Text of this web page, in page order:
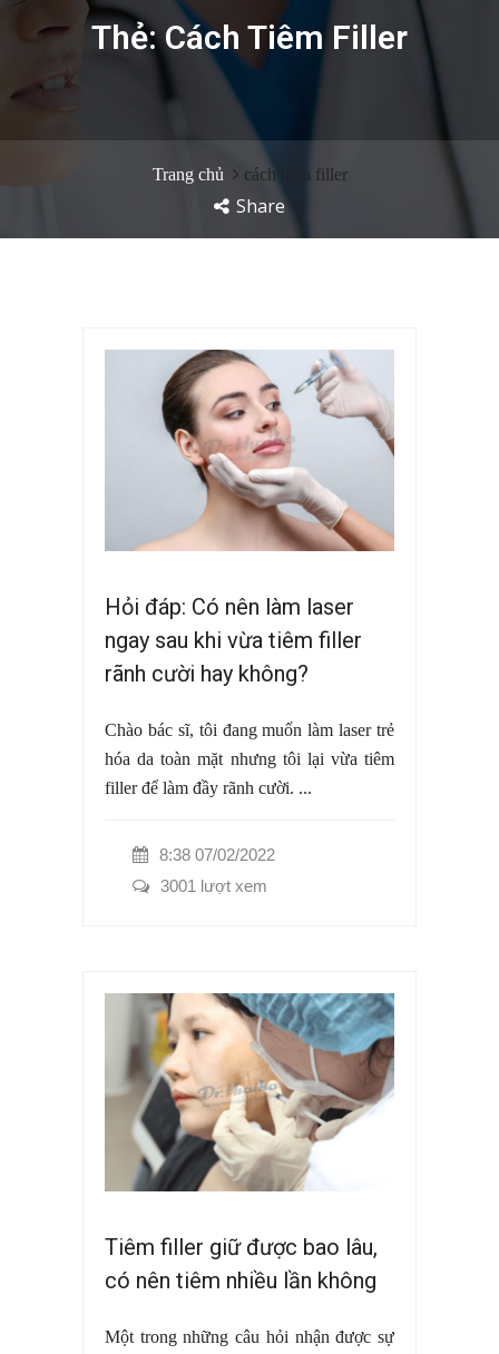
Thẻ:Cách Tiêm Filler
Trang chủ cách tiêm filler
Share
Hỏi đáp: Có nên làm laser
ngay sau khi vừa tiêm filler
rãnh cười hay không?
Chào bác sĩ, tôi đang muốn làm laser trẻ
hóa da toàn mặt nhưng tôi lại vừa tiêm
filler để làm đầy rãnh cười. ...
8:38 07/02/2022
3001 lượt xem
Tiêm filler giữ được bao lâu,
có nên tiêm nhiều lần không
Một trong những câu hỏi nhận được sự